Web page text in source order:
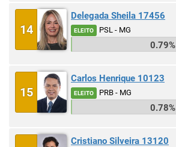
14
Delegada Sheila 17456
ELEITO PSL - MG
0.79%
15
Carlos Henrique 10123
ELEITO PRB - MG
0.78%
Cristiano Silveira 13120